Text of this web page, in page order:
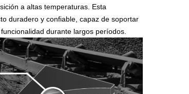
a altas temperaturas. Esta
duradero y confiable, capaz de soportar
durante largos períodos.